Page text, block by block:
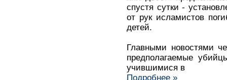
спустя сутки -
от рук исламистов
детей.
Главными новостями
предполагаемые
учившимися в
Подробнее »